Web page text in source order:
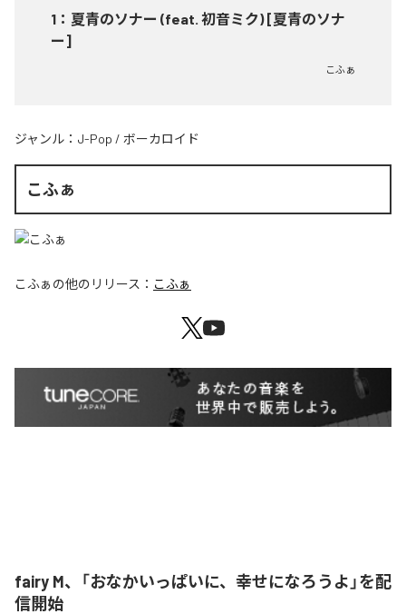
1 ： 夏青のソナー (feat. 初音ミク) [夏青のソナ
ー]
こふぁ
ジャンル： J-Pop / ボーカロイド
こふぁ
こふぁ の他のリリース： こふぁ
fairy M、「おなかいっぱいに、幸せになろうよ」を配
信開始